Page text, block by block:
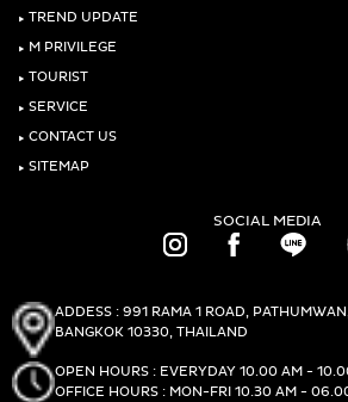
‣ TREND UPDATE
‣ M PRIVILEGE
‣ TOURIST
‣ SERVICE
‣ CONTACT US
‣ SITEMAP
SOCIAL MEDIA
ADDESS : 991 RAMA 1 ROAD, PATHUMWAN,
BANGKOK 10330, THAILAND
OPEN HOURS : EVERYDAY 10.00 AM -
OFFICE HOURS : MON-FRI 10.30 AM -